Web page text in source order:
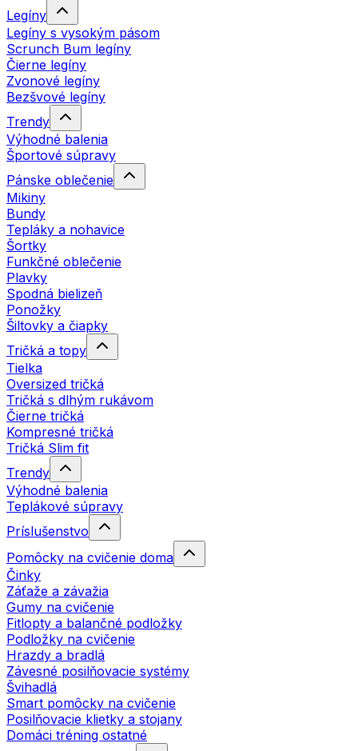
Legíny
Legíny s vysokým pásom
Scrunch Bum legíny
Čierne legíny
Zvonové legíny
Bezšvové legíny
Trendy
Výhodné balenia
Športové súpravy
Pánske oblečenie
Mikiny
Bundy
Tepláky a nohavice
Šortky
Funkčné oblečenie
Plavky
Spodná bielizeň
Ponožky
Šiltovky a čiapky
Tričká a topy
Tielka
Oversized tričká
Tričká s dlhým rukávom
Čierne tričká
Kompresné tričká
Tričká Slim fit
Trendy
Výhodné balenia
Teplákové súpravy
Príslušenstvo
Pomôcky na cvičenie doma
Činky
Záťaže a závažia
Gumy na cvičenie
Fitlopty a balančné podložky
Podložky na cvičenie
Hrazdy a bradlá
Závesné posilňovacie systémy
Švihadlá
Smart pomôcky na cvičenie
Posilňovacie klietky a stojany
Domáci tréning ostatné